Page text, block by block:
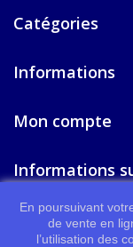
Catégories
Informations
Mon compte
Informations
En poursuivant
de vente en
l’utilisation des